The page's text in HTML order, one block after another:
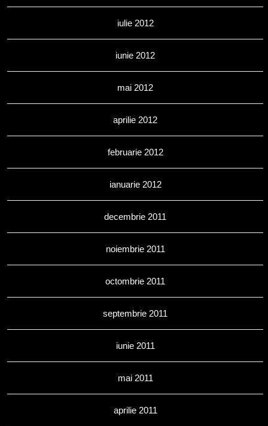
iulie 2012
iunie 2012
mai 2012
aprilie 2012
februarie 2012
ianuarie 2012
decembrie 2011
noiembrie 2011
octombrie 2011
septembrie 2011
iunie 2011
mai 2011
aprilie 2011